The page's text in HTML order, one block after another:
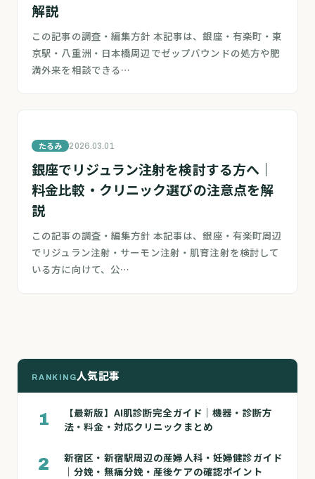
解説
この記事の調査・編集方針 本記事は、銀座・有楽町・東
京駅・八重洲・日本橋周辺でゼップバウンドの処方や肥
満外来を相談できる…
たるみ 2026.03.01
銀座でリジュラン注射を検討する方へ｜
料金比較・クリニック選びの注意点を解
説
この記事の調査・編集方針 本記事は、銀座・有楽町周辺
でリジュラン注射・サーモン注射・肌育注射を検討して
いる方に向けて、公…
RANKING人気記事
1
【最新版】AI肌診断完全ガイド｜機器・診断方
法・料金・対応クリニックまとめ
2
新宿区・新宿駅周辺の産婦人科・妊婦健診ガイド
｜分娩・無痛分娩・産後ケアの確認ポイント